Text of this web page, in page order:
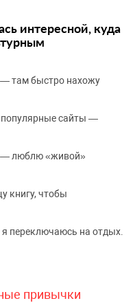
интересной, куда
там быстро нахожу
сайты —
— люблю «живой»
книгу, чтобы
переключаюсь на отдых.
привычки